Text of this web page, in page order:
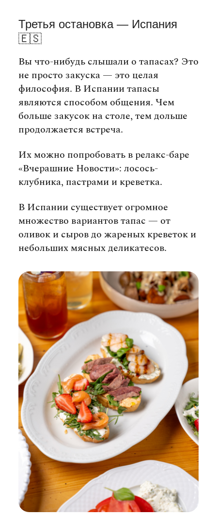
Третья остановка — Испания
🇪🇸
Вы что-нибудь слышали о тапасах? Это
не просто закуска — это целая
философия. В Испании тапасы
являются способом общения. Чем
больше закусок на столе, тем дольше
продолжается встреча.
Их можно попробовать в релакс-баре
«Вчерашние Новости»: лосось-
клубника, пастрами и креветка.
В Испании существует огромное
множество вариантов тапас — от
оливок и сыров до жареных креветок и
небольших мясных деликатесов.